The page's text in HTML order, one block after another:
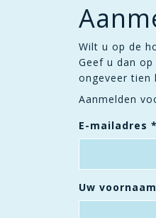
Wilt u op de
Geef u dan
ongeveer tien
Aanmelden
E-mailadres *
Uw